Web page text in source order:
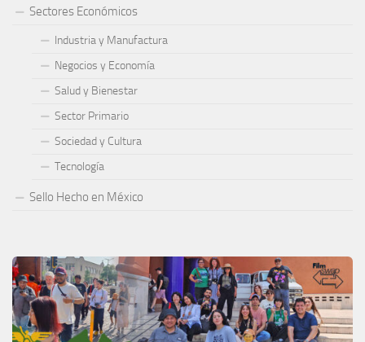
Sectores Económicos
Industria y Manufactura
Negocios y Economía
Salud y Bienestar
Sector Primario
Sociedad y Cultura
Tecnología
Sello Hecho en México